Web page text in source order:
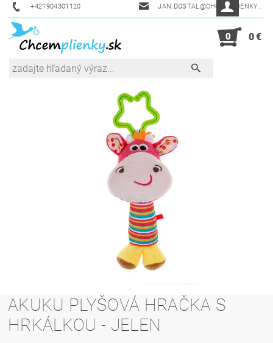
+421904301120 JAN.DOSTAL@CHCEMPLIENKY.SK
0 0 €
AKUKU PLYŠOVÁ HRAČKA S
HRKÁLKOU - JELEN